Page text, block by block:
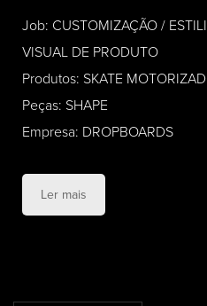
Job: CUSTOMIZAÇÃO /
VISUAL DE PRODUTO
Produtos: SKATE
Peças: SHAPE
Empresa: DROPBOARDS
Ler mais